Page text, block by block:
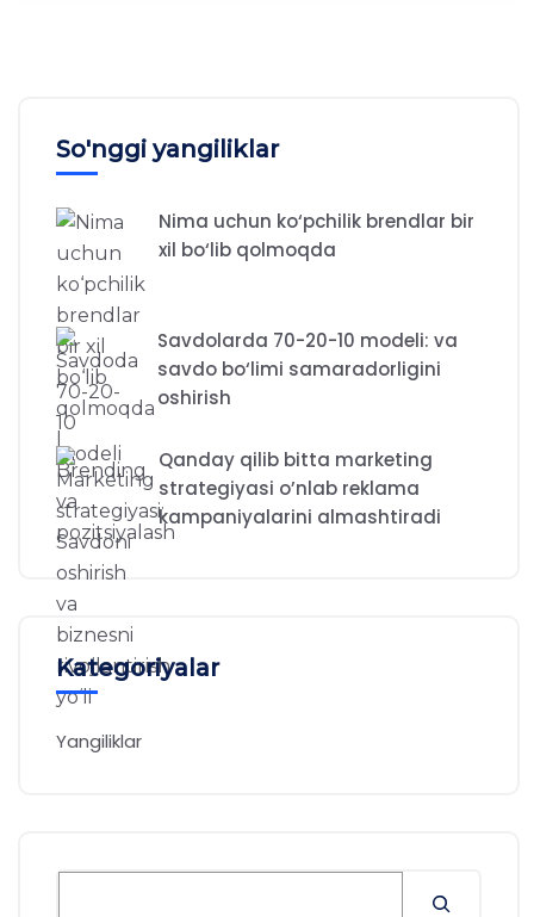
So'nggi yangiliklar
Nima uchun ko‘pchilik brendlar bir
xil bo‘lib qolmoqda
Savdolarda 70-20-10 modeli: va
savdo bo‘limi samaradorligini
oshirish
Qanday qilib bitta marketing
strategiyasi o’nlab reklama
kampaniyalarini almashtiradi
Kategoriyalar
Yangiliklar